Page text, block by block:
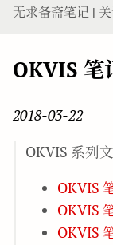
无求备斋笔记 |
OKVIS 笔
2018-03-22
OKVIS 系列文
OKVIS
OKVIS
OKVIS